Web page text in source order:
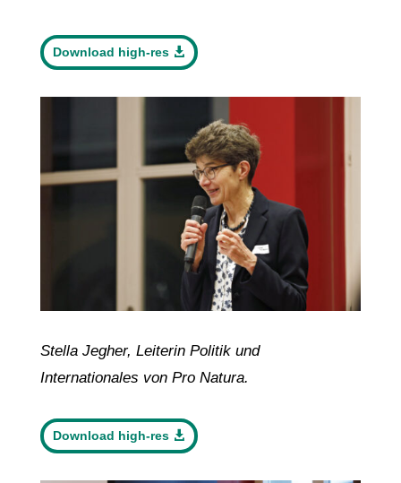
Download high-res
Stella Jegher, Leiterin Politik und
Internationales von Pro Natura.
Download high-res